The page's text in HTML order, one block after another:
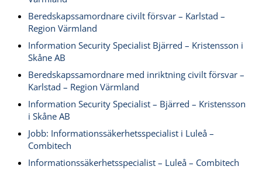
Beredskapssamordnare civilt försvar – Karlstad –
Region Värmland
Information Security Specialist Bjärred – Kristensson i
Skåne AB
Beredskapssamordnare med inriktning civilt försvar –
Karlstad – Region Värmland
Information Security Specialist – Bjärred – Kristensson
i Skåne AB
Jobb: Informationssäkerhetsspecialist i Luleå –
Combitech
Informationssäkerhetsspecialist – Luleå – Combitech